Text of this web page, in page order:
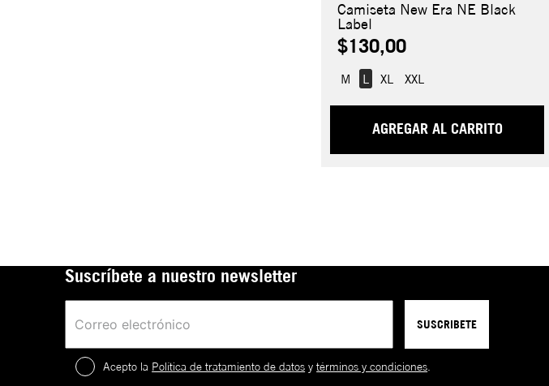
Camiseta New Era NE Black
Label
$130,00
L
M XL XXL
AGREGAR AL CARRITO
Suscríbete a nuestro newsletter
SUSCRIBETE
Acepto la Política de tratamiento de datos ytérminos y condiciones